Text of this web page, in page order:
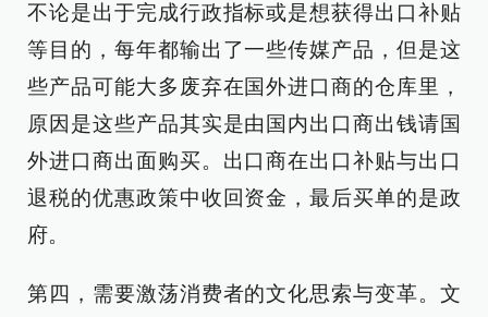
不论是出于完成行政指标或是想获得出口补贴
等目的，每年都输出了一些传媒产品，但是这
些产品可能大多废弃在国外进口商的仓库里，
原因是这些产品其实是由国内出口商出钱请国
外进口商出面购买。出口商在出口补贴与出口
退税的优惠政策中收回资金，最后买单的是政
府。
第四，需要激荡消费者的文化思索与变革。文